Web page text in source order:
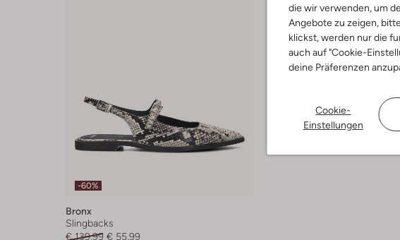
die wir verwenden, um
Angebote zu zeigen,
klickst, werden nur die
auch auf "Cookie-
deine Präferenzen
Cookie-
Einstellungen
-60%
Bronx
Slingbacks
€ 139,99 € 55,99